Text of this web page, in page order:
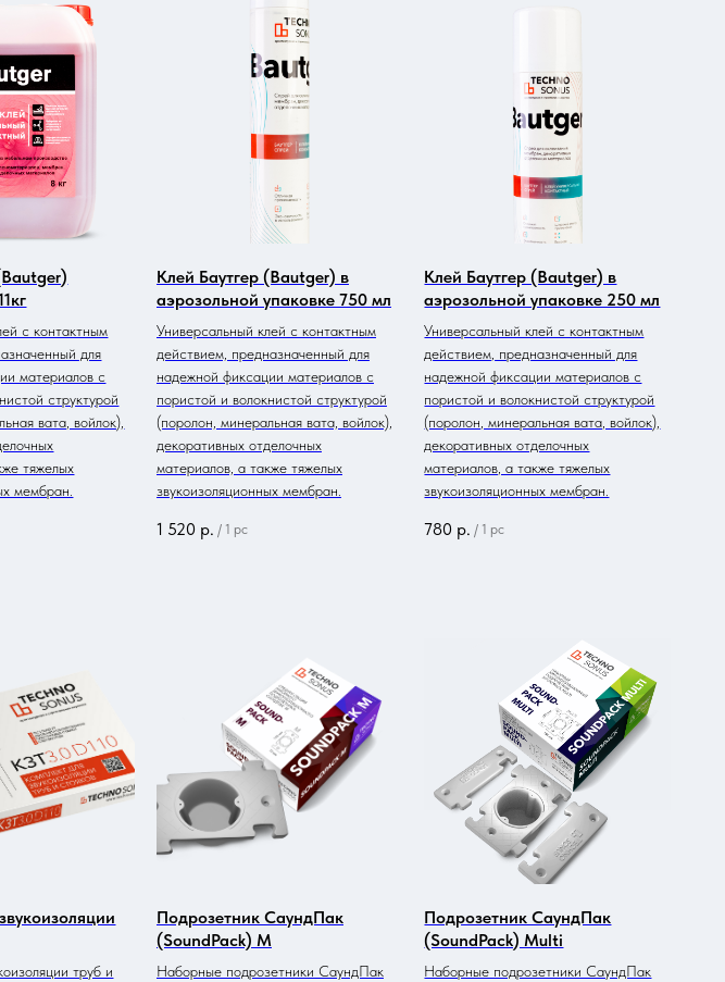
с контактным
для
материалов с
структурой
вата, войлок),
тяжелых
мембран.
Клей Баутгер (Bautger) в
аэрозольной упаковке 750 мл
Универсальный клей с контактным
действием, предназначенный для
надежной фиксации материалов с
пористой и волокнистой структурой
(поролон, минеральная вата, войлок),
декоративных отделочных
материалов, а также тяжелых
звукоизоляционных мембран.
1 520 р. / 1 pc
Клей Баутгер (Bautger) в
аэрозольной упаковке 250 мл
Универсальный клей с контактным
действием, предназначенный для
надежной фиксации материалов с
пористой и волокнистой структурой
(поролон, минеральная вата, войлок),
декоративных отделочных
материалов, а также тяжелых
звукоизоляционных мембран.
780 р. / 1 pc
труб и
Подрозетник СаундПак
(SoundPack) M
Наборные подрозетники СаундПак
Подрозетник СаундПак
(SoundPack) Multi
Наборные подрозетники СаундПак